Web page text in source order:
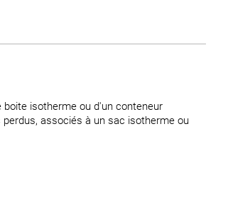
isotherme ou d'un conteneur
associés à un sac isotherme ou